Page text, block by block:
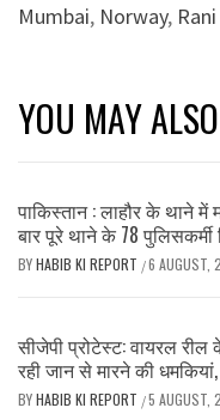
Mumbai, Norway,
YOU MAY
पाकिस्तान : लाहौर के थाने
बार पूरे थाने के 78 पुलिसकर्मी
BYHABIB KI REPORT /6 AUGUST,
सीजेपी प्रोटेस्ट: वायरल रील
रही जान से मारने की
BYHABIB KI REPORT /5 AUGUST,